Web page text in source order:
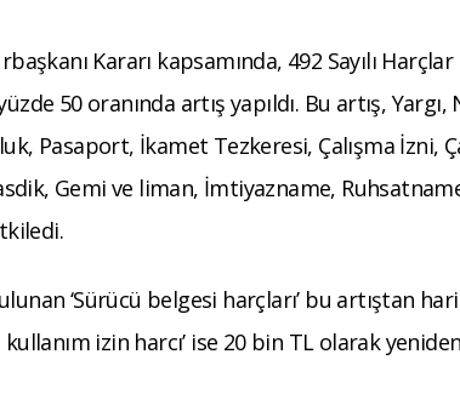
Kararı kapsamında, 492 Sayılı Harçlar
50 oranında artış yapıldı. Bu artış,
Pasaport, İkamet Tezkeresi, Çalışma İzni,
Gemi ve liman, İmtiyazname,
‘Sürücü belgesi harçları’ bu artıştan
izin harcı’ ise 20 bin TL olarak